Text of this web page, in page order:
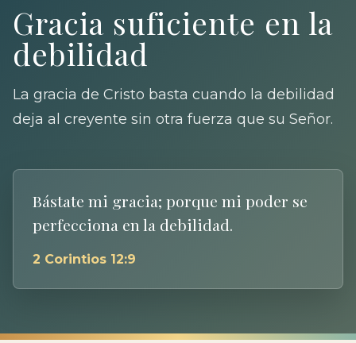
Gracia suficiente en la
debilidad
La gracia de Cristo basta cuando la debilidad
deja al creyente sin otra fuerza que su Señor.
Bástate mi gracia; porque mi poder se
perfecciona en la debilidad.
2 Corintios 12:9